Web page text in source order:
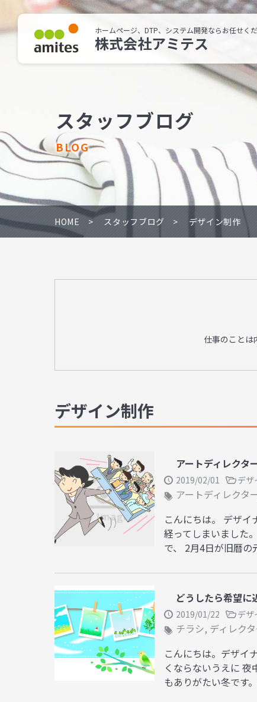
ホームページ、DTP、システム開発ならお任せく
株式会社アミテス
スタッフブログ
BLOG
HOME スタッフブログ デザイン制作
仕事のことは
デザイン制作
アートディレクタ
2019/02/01 デザ
アートディレクタ
こんにちは。 デザイ
経ってしまいました
で、 2月4日が旧暦の
どうしたら希望に
2019/01/22 デザ
チラシ, ディレク
こんにちは。デザイ
くならないうえに
もありがたい冬です